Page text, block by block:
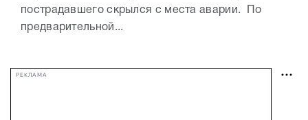
пострадавшего скрылся с места аварии. По
предварительной...
РЕКЛАМА